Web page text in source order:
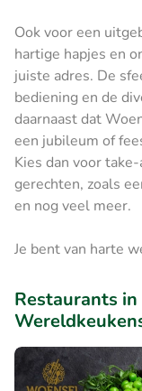
Ook voor een
hartige hapjes en
juiste adres. De
bediening en de
daarnaast dat
een jubileum of
Kies dan voor
gerechten, zoals
en nog veel meer.
Je bent van harte
Restaurants